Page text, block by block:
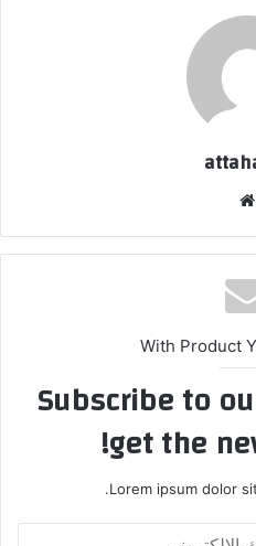
With Product
Subscribe to
get the
Lorem ipsum dolor